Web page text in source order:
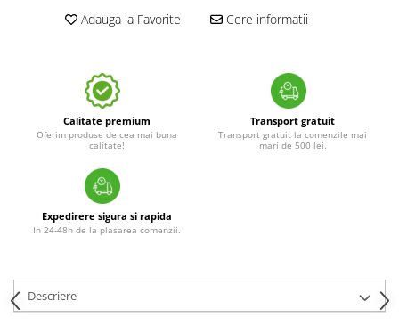
Adauga la Favorite Cere informatii
Calitate premium
Oferim produse de cea mai buna
calitate!
Transport gratuit
Transport gratuit la comenzile mai
mari de 500 lei.
Expedirere sigura si rapida
In 24-48h de la plasarea comenzii.
Descriere